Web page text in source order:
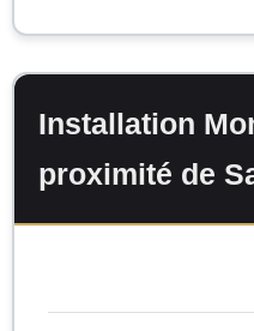
Installation
proximité de